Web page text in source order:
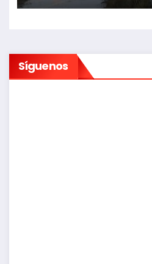
Síguenos